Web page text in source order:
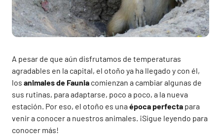
A pesar de que aún disfrutamos de temperaturas
agradables en la capital, el otoño ya ha llegado y con él,
los animales de Faunia comienzan a cambiar algunas de
sus rutinas, para adaptarse, poco a poco, a la nueva
estación. Por eso, el otoño es unaépoca perfecta para
venir a conocer a nuestros animales. ¡Sigue leyendo para
conocer más!